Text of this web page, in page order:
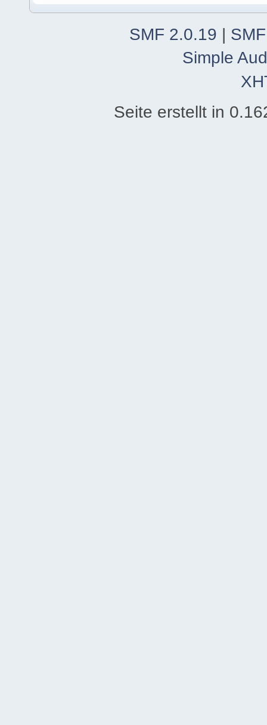
SMF 2.0.19
Simple
Seite erstellt in